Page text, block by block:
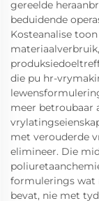
gereelde
beduidende
Kosteanalise
die pu hr-
meer betroubaar
met verouderde
elimineer. Die
formulerings wat
bevat, nie met